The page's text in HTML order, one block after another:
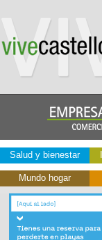
Salud y bienestar
Mundo hogar